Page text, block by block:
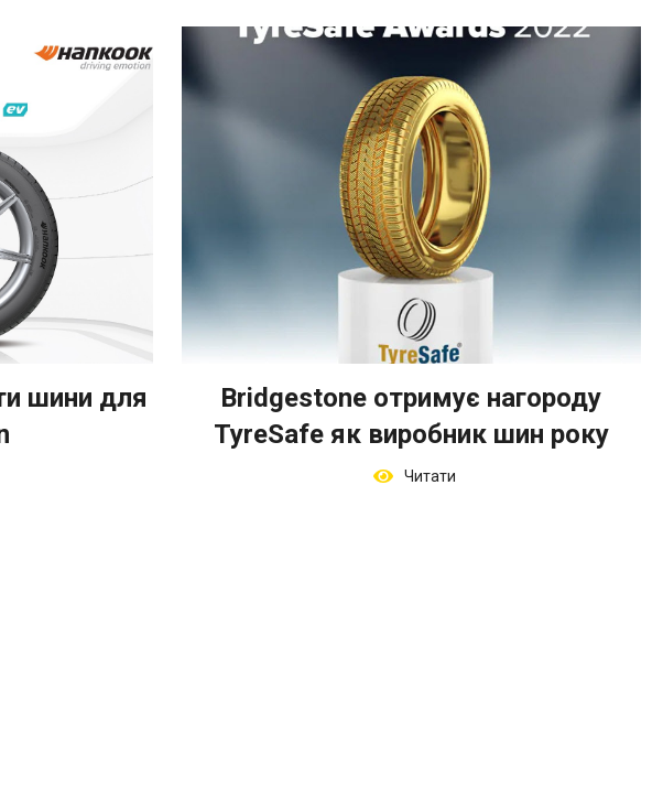
шини для
Bridgestone отримує нагороду
TyreSafe як виробник шин року
Читати